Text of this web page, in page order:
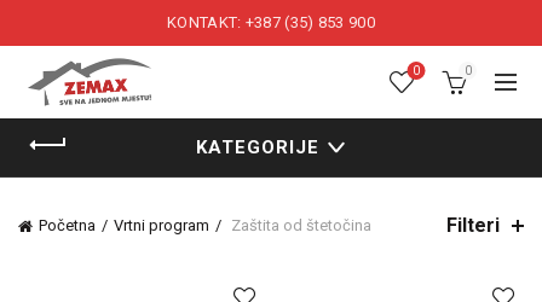
KONTAKT: +387 (35) 853 900
0 0
KATEGORIJE
Početna Vrtni program Zaštita od štetočina Filteri